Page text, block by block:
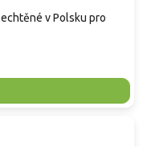
v Polsku pro